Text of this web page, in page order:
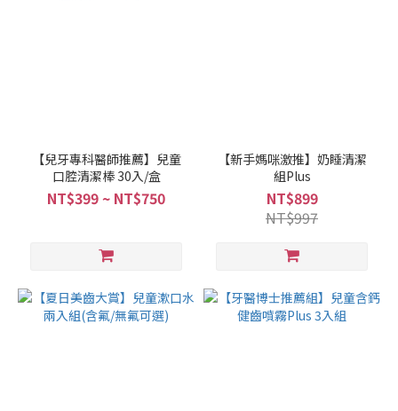
【兒牙專科醫師推薦】兒童
口腔清潔棒 30入/盒
NT$399 ~ NT$750
【新手媽咪激推】奶睡清潔
組Plus
NT$899
NT$997